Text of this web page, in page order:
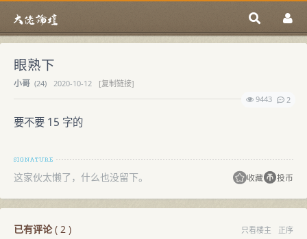
眼熟下
小哥 (24) 2020-10-12
[复制链接]
9443
2
要不要 15 字的
这家伙太懒了，什么也没留下。 收藏 投币
已有评论( 2 ) 只看楼主 正序